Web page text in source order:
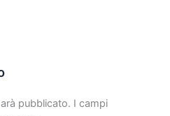
pubblicato. I campi